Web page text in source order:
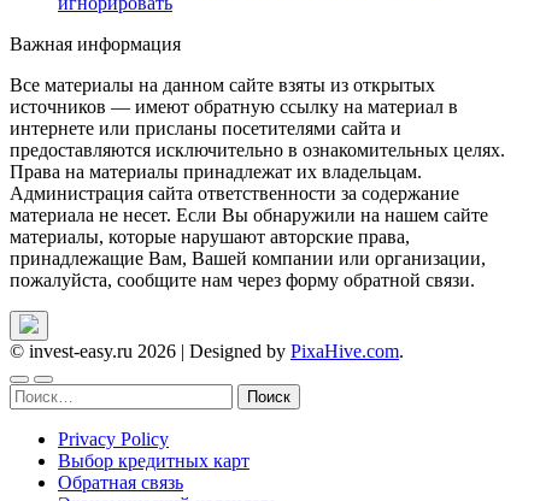
Важная информация
Все материалы на данном сайте взяты из открытых
источников — имеют обратную ссылку на материал в
интернете или присланы посетителями сайта и
предоставляются исключительно в ознакомительных целях.
Права на материалы принадлежат их владельцам.
Администрация сайта ответственности за содержание
материала не несет. Если Вы обнаружили на нашем сайте
материалы, которые нарушают авторские права,
принадлежащие Вам, Вашей компании или организации,
пожалуйста, сообщите нам через форму обратной связи.
© invest-easy.ru 2026 | Designed by PixaHive.com.
Найти:
Privacy Policy
Выбор кредитных карт
Обратная связь